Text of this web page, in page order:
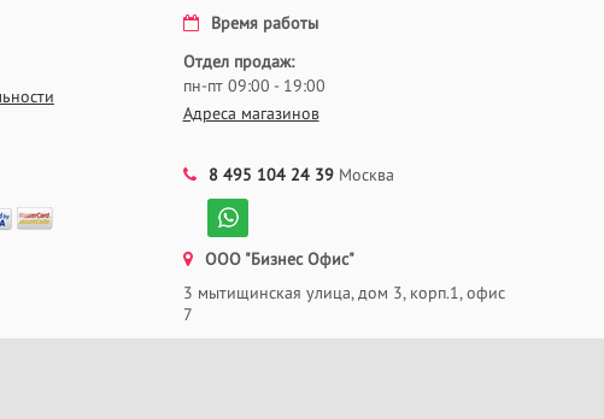
Время работы
Отдел продаж:
пн-пт 09:00 - 19:00
Адреса магазинов
8 495 104 24 39Москва
ООО "Бизнес Офис"
3 мытищинская улица, дом 3, корп.1, офис
7